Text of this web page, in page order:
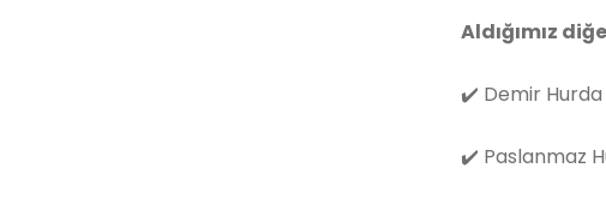
Aldığımız
✔️ Demir Hurda
✔️ Paslanmaz